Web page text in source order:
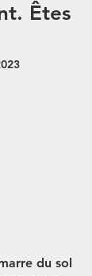
Êtes
du sol